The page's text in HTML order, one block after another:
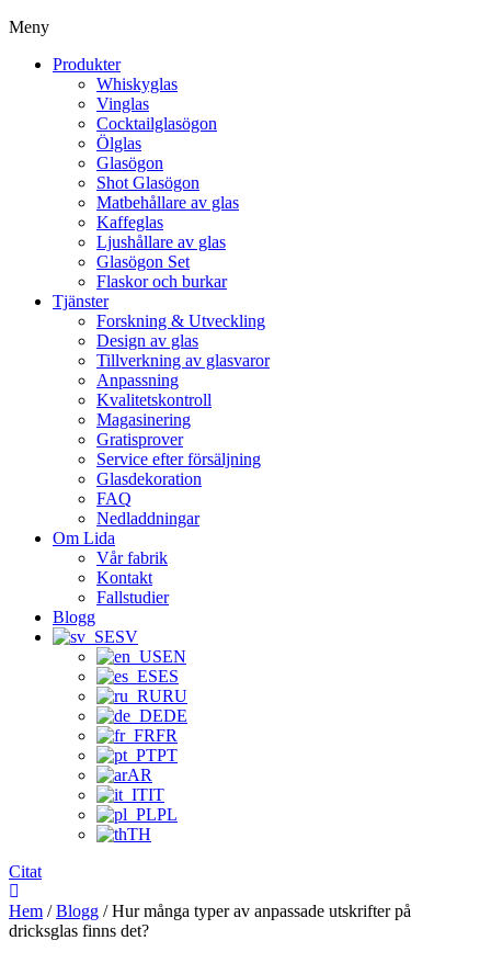
Meny
Produkter
Whiskyglas
Vinglas
Cocktailglasögon
Ölglas
Glasögon
Shot Glasögon
Matbehållare av glas
Kaffeglas
Ljushållare av glas
Glasögon Set
Flaskor och burkar
Tjänster
Forskning & Utveckling
Design av glas
Tillverkning av glasvaror
Anpassning
Kvalitetskontroll
Magasinering
Gratisprover
Service efter försäljning
Glasdekoration
FAQ
Nedladdningar
Om Lida
Vår fabrik
Kontakt
Fallstudier
Blogg
SV
EN
ES
RU
DE
FR
PT
AR
IT
PL
TH
Citat
Hem /Blogg / Hur många typer av anpassade utskrifter på
dricksglas finns det?